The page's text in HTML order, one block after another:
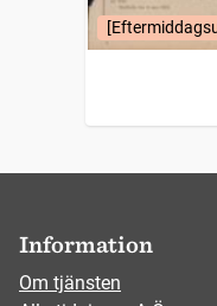
Information
Om tjänsten